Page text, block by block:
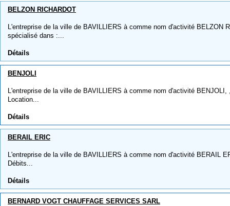
BELZON RICHARDOT
L'entreprise de la ville de BAVILLIERS à comme nom d'activité BELZON
spécialisé dans :...
Détails
BENJOLI
L'entreprise de la ville de BAVILLIERS à comme nom d'activité
Location...
Détails
BERAIL ERIC
L'entreprise de la ville de BAVILLIERS à comme nom d'activité BERAIL
Débits...
Détails
BERNARD VOGT CHAUFFAGE SERVICES SARL